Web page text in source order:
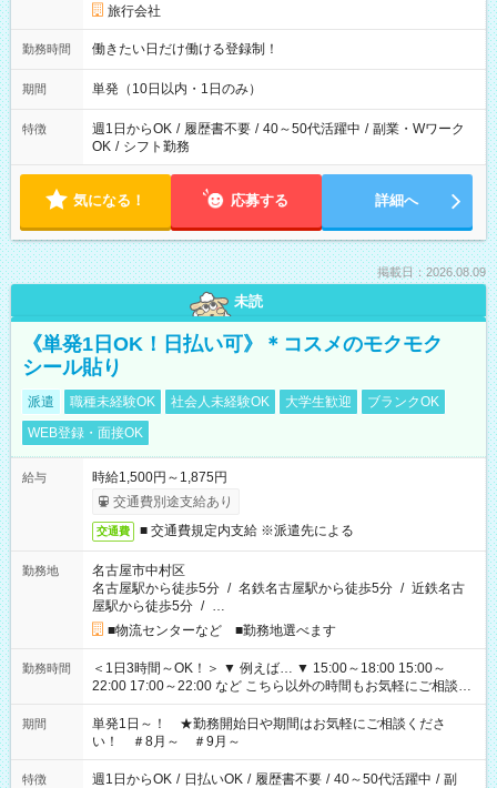
旅行会社
勤務時間 働きたい日だけ働ける登録制！
期間 単発（10日以内・1日のみ）
特徴 週1日からOK / 履歴書不要 / 40～50代活躍中 / 副業・Wワーク
OK / シフト勤務
気になる！ 応募する 詳細へ
掲載日：2026.08.09
未読
《単発1日OK！日払い可》＊コスメのモクモク
シール貼り
派遣 職種未経験OK 社会人未経験OK 大学生歓迎
ブランクOK
WEB登録・面接OK
給与
時給1,500円～1,875円
交通費別途支給あり
交通費 ■ 交通費規定内支給 ※派遣先による
勤務地
名古屋市中村区
名古屋駅から徒歩5分 / 名鉄名古屋駅から徒歩5分 / 近鉄名古
屋駅から徒歩5分 / …
■物流センターなど ■勤務地選べます
勤務時間
＜1日3時間～OK！＞ ▼ 例えば… ▼ 15:00～18:00 15:00～
22:00 17:00～22:00 など こちら以外の時間もお気軽にご相談く
ださい！
期間
単発1日～！ ★勤務開始日や期間はお気軽にご相談くださ
い！ ＃8月～ ＃9月～
特徴 週1日からOK / 日払いOK / 履歴書不要 / 40～50代活躍中 / 副